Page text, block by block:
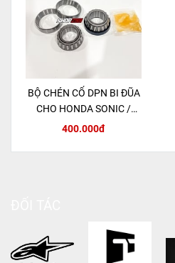
BỘ CHÉN CỔ DPN BI ĐŨA
CHO HONDA SONIC /
MSX 125 / CBR150R
400.000đ